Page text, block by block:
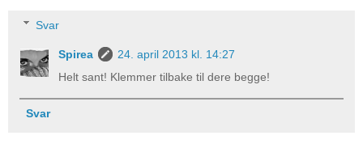
Svar
Spirea
24. april 2013 kl. 14:27
Helt sant! Klemmer tilbake til dere begge!
Svar